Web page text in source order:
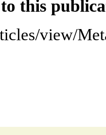
this
view/